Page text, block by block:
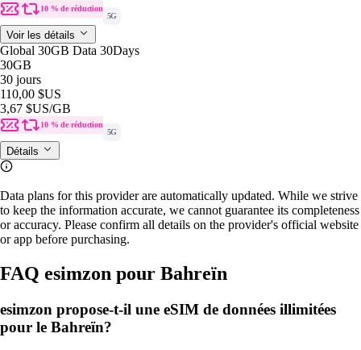
10 % de réduction
5G
Voir les détails
Global 30GB Data 30Days
30GB
30 jours
110,00 $US
3,67 $US/GB
10 % de réduction
5G
Détails
Data plans for this provider are automatically updated. While we strive
to keep the information accurate, we cannot guarantee its completeness
or accuracy. Please confirm all details on the provider's official website
or app before purchasing.
FAQ esimzon pour Bahreïn
esimzon propose‑t‑il une eSIM de données illimitées
pour le Bahreïn?